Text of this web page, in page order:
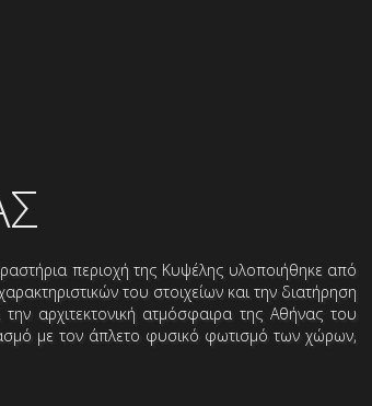
περιοχή της Κυψέλης υλοποιήθηκε από
του στοιχείων και την διατήρηση
αρχιτεκτονική ατμόσφαιρα της Αθήνας του
με τον άπλετο φυσικό φωτισμό των χώρων,